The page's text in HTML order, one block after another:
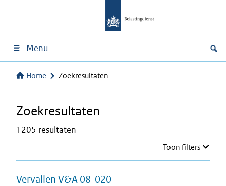
Menu
Home Zoekresultaten
Zoekresultaten
1205 resultaten
Toon filters
Vervallen V&A 08-020